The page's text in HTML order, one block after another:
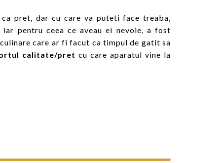
pret, dar cu care va puteti face treaba,
pentru ceea ce aveau ei nevoie, a fost
care ar fi facut ca timpul de gatit sa
calitate/pret cu care aparatul vine la